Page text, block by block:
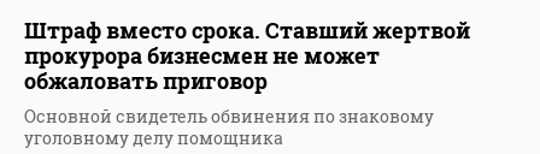
Штраф вместо срока. Ставший жертвой
прокурора бизнесмен не может
обжаловать приговор
Основной свидетель обвинения по знаковому
уголовному делу помощника